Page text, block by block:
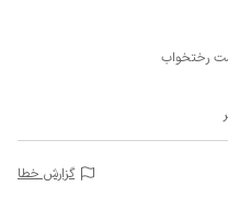
گزارش خطا